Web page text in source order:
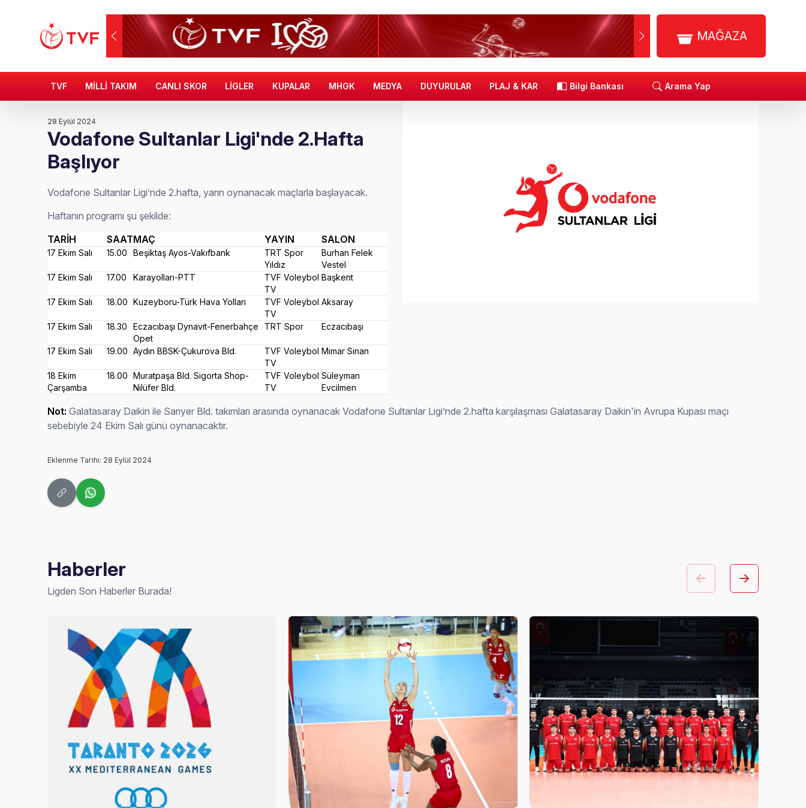
MAĞAZA
TVF MİLLİ TAKIM CANLI SKOR LİGLER KUPALAR MHGK MEDYA DUYURULAR PLAJ & KAR Bilgi Bankası Arama Yap
28 Eylül 2024
Vodafone Sultanlar Ligi'nde 2.Hafta
Başlıyor
Vodafone Sultanlar Ligi’nde 2.hafta, yarın oynanacak maçlarla başlayacak.
Haftanın programı şu şekilde:
TARİH
SAATMAÇ YAYIN SALON
17 Ekim Salı 15.00 Beşiktaş Ayos-Vakıfbank
TRT Spor
Yıldız
Burhan Felek
Vestel
17 Ekim Salı
17.00 Karayolları-PTT
TVF Voleybol
TV
Başkent
17 Ekim Salı 18.00 Kuzeyboru-Türk Hava Yolları
TVF Voleybol
TV
Aksaray
17 Ekim Salı 18.30
Eczacıbaşı Dynavit-Fenerbahçe
Opet
TRT Spor Eczacıbaşı
17 Ekim Salı 19.00 Aydın BBSK-Çukurova Bld.
TVF Voleybol
TV
Mimar Sinan
18 Ekim
Çarşamba
18.00
Muratpaşa Bld. Sigorta Shop-
Nilüfer Bld.
TVF Voleybol
TV
Süleyman
Evcilmen
Not: Galatasaray Daikin ile Sarıyer Bld. takımları arasında oynanacak Vodafone Sultanlar Ligi’nde 2.hafta karşılaşması Galatasaray Daikin'in Avrupa Kupası maçı
sebebiyle 24 Ekim Salı günü oynanacaktır.
Eklenme Tarihi: 28 Eylül 2024
Haberler
Ligden Son Haberler Burada!